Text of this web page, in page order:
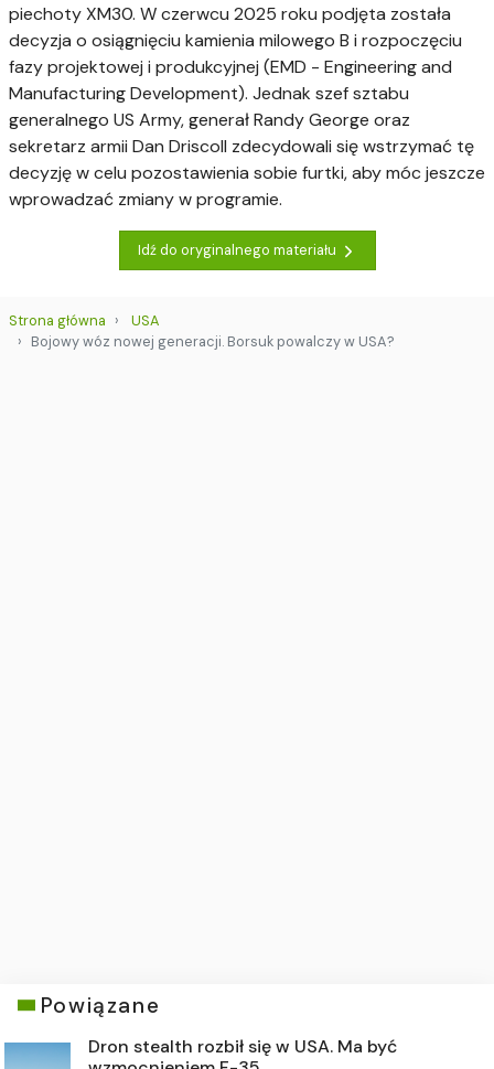
piechoty XM30. W czerwcu 2025 roku podjęta została
decyzja o osiągnięciu kamienia milowego B i rozpoczęciu
fazy projektowej i produkcyjnej (EMD - Engineering and
Manufacturing Development). Jednak szef sztabu
generalnego US Army, generał Randy George oraz
sekretarz armii Dan Driscoll zdecydowali się wstrzymać tę
decyzję w celu pozostawienia sobie furtki, aby móc jeszcze
wprowadzać zmiany w programie.
Idź do oryginalnego materiału
Strona główna
USA
Bojowy wóz nowej generacji. Borsuk powalczy w USA?
Powiązane
Dron stealth rozbił się w USA. Ma być